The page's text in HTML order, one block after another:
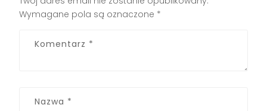
Wymagane pola są oznaczone *